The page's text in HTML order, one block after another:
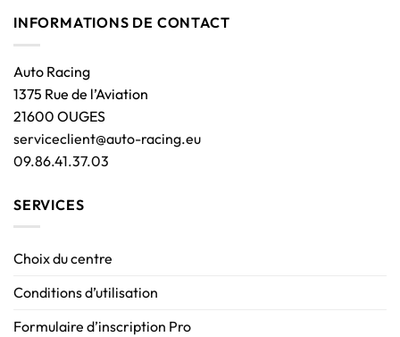
INFORMATIONS DE CONTACT
Auto Racing
1375 Rue de l’Aviation
21600 OUGES
serviceclient@auto-racing.eu
09.86.41.37.03
SERVICES
Choix du centre
Conditions d’utilisation
Formulaire d’inscription Pro